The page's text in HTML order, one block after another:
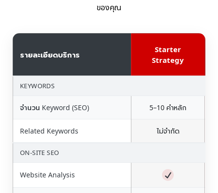
ของคุณ
รายละเอียดบริการ
Starter
Strategy
KEYWORDS
จำนวน Keyword (SEO) 5–10 คำหลัก
Related Keywords ไม่จำกัด
ON-SITE SEO
Website Analysis